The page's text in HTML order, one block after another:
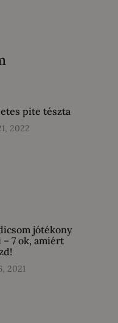
pite tészta
2022
jótékony
– 7 ok, amiért
2021